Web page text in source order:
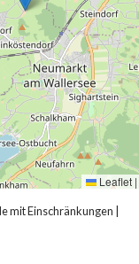
Leaflet |
mit Einschränkungen